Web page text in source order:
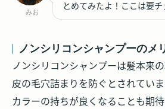
みお
とめてみたよ！ここは要チ
ノンシリコンシャンプーのメ
ノンシリコンシャンプーは髪本来
皮の毛穴詰まりを防ぐとされてい
カラーの持ちが良くなることも期待